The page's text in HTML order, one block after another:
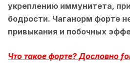
укреплению иммунитета,
бодрости. Чаганорм форте
привыкания и побочных
Что такое форте? Дословно